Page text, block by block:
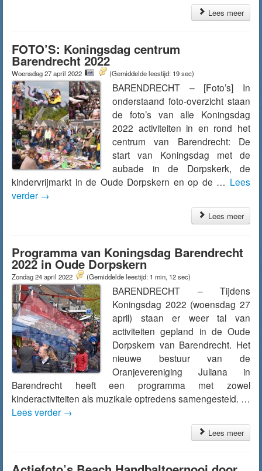
Lees meer
FOTO’S: Koningsdag centrum
Barendrecht 2022
Woensdag 27 april 2022 (Gemiddelde leestijd: 19 sec)
BARENDRECHT – [Foto’s] In
onderstaand foto-overzicht staan
de foto’s van alle Koningsdag
2022 activiteiten in en rond het
centrum van Barendrecht: De
start van Koningsdag met de
aubade in de Dorpskerk, de
kindervrijmarkt in de Oude Dorpskern en op de … Lees
verder →
Lees meer
Programma van Koningsdag Barendrecht
2022 in Oude Dorpskern
Zondag 24 april 2022 (Gemiddelde leestijd: 1 min, 12 sec)
BARENDRECHT – Tijdens
Koningsdag 2022 (woensdag 27
april) staan er weer tal van
activiteiten gepland in de Oude
Dorpskern van Barendrecht. Het
nieuwe bestuur van de
Oranjevereniging Juliana in
Barendrecht heeft een programma met zowel
kinderactiviteiten als muzikale optredens samengesteld. …
Lees verder →
Lees meer